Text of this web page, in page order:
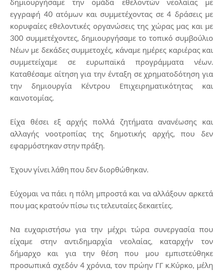
δημιουργήσαμε την ομάδα εθελοντών νεολαίας με
εγγραφή 40 ατόμων και συμμετέχοντας σε 4 δράσεις με
κορυφαίες εθελοντικές οργανώσεις της χώρας μας και με
300 συμμετέχοντες, δημιουργήσαμε το τοπικό συμβούλιο
Νέων με δεκάδες συμμετοχές, κάναμε ημέρες καριέρας και
συμμετείχαμε σε ευρωπαϊκά προγράμματα νέων.
Καταθέσαμε αίτηση για την ένταξη σε χρηματοδότηση για
την δημιουργία Κέντρου Επιχειρηματικότητας και
καινοτομίας.
Είχα θέσει εξ αρχής πολλά ζητήματα ανανέωσης και
αλλαγής νοοτροπίας της δημοτικής αρχής, που δεν
εφαρμόστηκαν στην πράξη.
Έχουν γίνει λάθη που δεν διορθώθηκαν.
Εύχομαι να πάει η πόλη μπροστά και να αλλάξουν αρκετά
που μας κρατούν πίσω τις τελευταίες δεκαετίες.
Να ευχαριστήσω για την μέχρι τώρα συνεργασία που
είχαμε στην αντιδημαρχία νεολαίας, καταρχήν τον
δήμαρχο και για την θέση που μου εμπιστεύθηκε
προσωπικά σχεδόν 4 χρόνια, τον πρώην ΓΓ κ.Κύρκο, μέλη